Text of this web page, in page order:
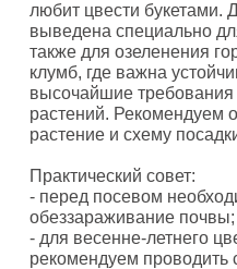
любит цвести букетами.
выведена специально
также для озеленения
клумб, где важна
высочайшие
растений. Рекомендуем
растение и схему
Практический совет:
- перед посевом
обеззараживание почвы;
- для весенне-летнего
рекомендуем проводить